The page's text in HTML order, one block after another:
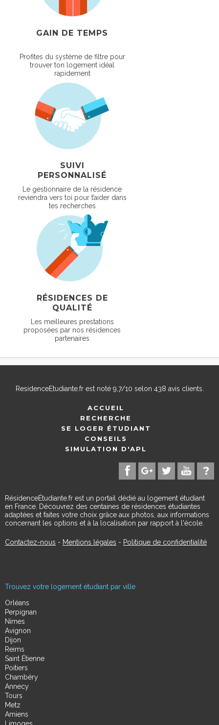
GAIN DE TEMPS
Profites du système de filtre pour
trouver ton logement idéal
rapidement
SUIVI
PERSONNALISÉ
Le gestionnaire de la résidence
reviendra vers toi pour t’aider dans
tes recherches
RÉSIDENCES DE
QUALITÉ
Les meilleures prestations
proposées par nos résidences
partenaires
ResidenceEtudiante.frest noté 9,7/10 selon 438 avis clients.
ACCUEIL
RECHERCHE
SE LOGER ÉTUDIANT
CONSEILS
SIMULATION D'APL
RésidenceÉtudiante.fr est un portail dédié au logement étudiant
en France. Découvrez des centaines de résidences étudiantes
adaptées et faites votre choix grâce aux photos, aux informations
concernant les options et à la localisation par rapport à l'école.
Contactez-nous - Mentions légales - Politique de confidentialité
Trouvez votre logement étudiant par ville
Orléans
Perpignan
Nimes
Avignon
Dijon
Reims
Saint Étienne
Poitiers
Chambéry
Annecy
Tours
Metz
Amiens
Limoges